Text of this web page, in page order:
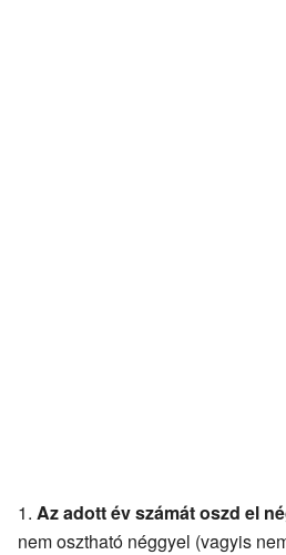
Az adott év számát oszd el
nem osztható néggyel (vagyis